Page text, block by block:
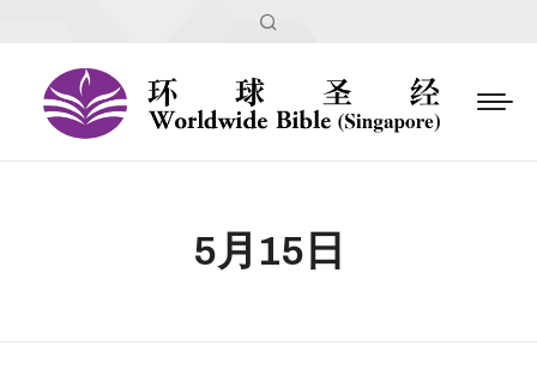
Search:
5月15日